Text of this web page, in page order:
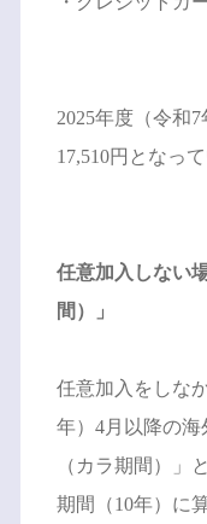
2025年度（令和
17,510円となって
任意加入しない
間）」
任意加入をしな
年）4月以降の
（カラ期間）」
期間（10年）に